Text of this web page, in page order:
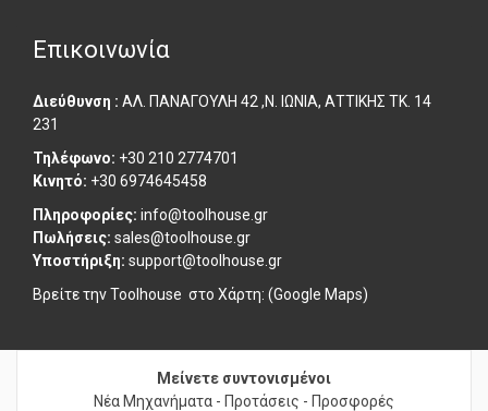
Επικοινωνία
Διεύθυνση : ΑΛ. ΠΑΝΑΓΟΥΛΗ 42 ,Ν. ΙΩΝΙΑ, ΑΤΤΙΚΗΣ ΤΚ. 14
231
Τηλέφωνο: +30 210 2774701
Κινητό: +30 6974645458
Πληροφορίες: info@toolhouse.gr
Πωλήσεις: sales@toolhouse.gr
Υποστήριξη: support@toolhouse.gr
Βρείτε την Toolhouse στο Χάρτη: (Google Maps)
Μείνετε συντονισμένοι
Νέα Μηχανήματα - Προτάσεις - Προσφορές